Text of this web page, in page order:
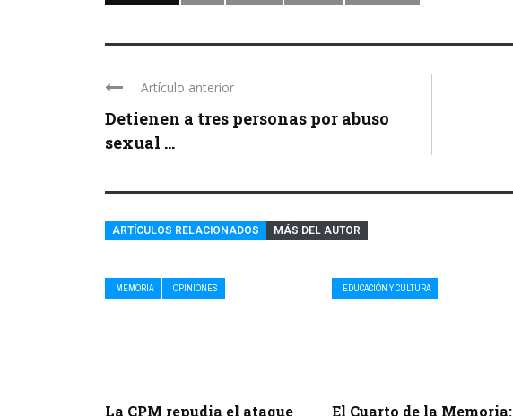
Artículo anterior
Detienen a tres personas por abuso
sexual ...
ARTÍCULOS RELACIONADOS MÁS DEL AUTOR
MEMORIA OPINIONES
La CPM repudia el ataque
EDUCACIÓN Y CULTURA
El Cuarto de la Memoria: